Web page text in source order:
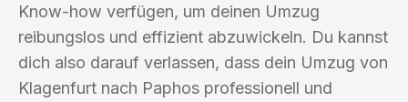
Know-how verfügen, um deinen Umzug
reibungslos und effizient abzuwickeln. Du kannst
dich also darauf verlassen, dass dein Umzug von
Klagenfurt nach Paphos professionell und